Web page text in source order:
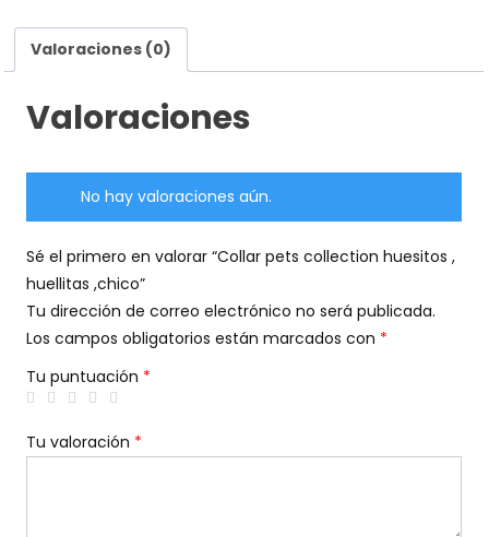
Valoraciones (0)
Valoraciones
No hay valoraciones aún.
Sé el primero en valorar “Collar pets collection huesitos ,
huellitas ,chico”
Tu dirección de correo electrónico no será publicada.
Los campos obligatorios están marcados con *
Tu puntuación *
Tu valoración *